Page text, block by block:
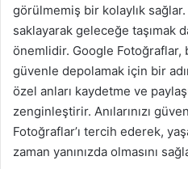
görülmemiş bir kolaylık sağlar.
saklayarak geleceğe taşımak
önemlidir. Google Fotoğraflar,
güvenle depolamak için bir
özel anları kaydetme ve
zenginleştirir. Anılarınızı
Fotoğraflar’ı tercih ederek,
zaman yanınızda olmasını